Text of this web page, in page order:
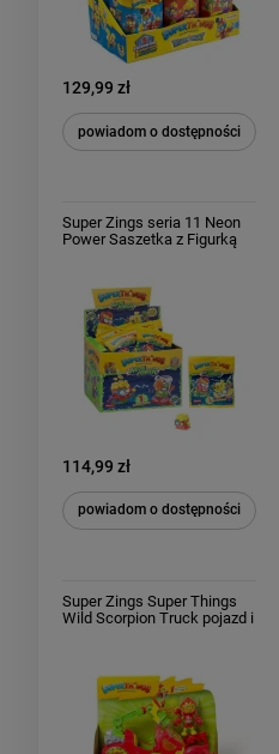
129,99 zł
powiadom o dostępności
Super Zings seria 11 Neon
Power Saszetka z Figurką
114,99 zł
powiadom o dostępności
Super Zings Super Things
Wild Scorpion Truck pojazd i